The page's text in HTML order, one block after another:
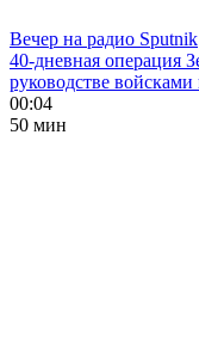
Вечер на радио Sputnik
40-дневная операция
руководстве
00:04
50 мин